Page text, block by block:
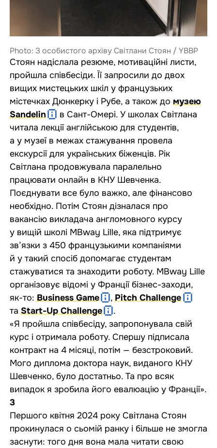
Photo: З особистого архіву Світлани Стоян / YBBP
Стоян надіслала резюме, мотиваційні листи,
пройшла співбесіди. Її запросили до двох
вищих мистецьких шкіл у французьких
містечках Дюнкерку і Рубе, а також до музею
Sandelin
в Сант-Омері. У школах Світлана
читала лекції англійською для студентів,
а у музеї в межах стажування провела
екскурсії для українських біженців. Рік
Світлана продовжувала паралельно
працювати онлайн в КНУ Шевченка.
Поєднувати все було важко, але фінансово
необхідно. Потім Стоян дізналася про
вакансію викладача англомовного курсу
у вищій школі MBway Lille, яка підтримує
зв’язки з 450 французькими компаніями
й у такий спосіб допомагає студентам
стажуватися та знаходити роботу. MBway Lille
організовує відомі у Франції бізнес-заходи,
як-то: Business Game , Pitch Challenge
та Start-Up Challenge
.
«Я пройшла співбесіду, запропонувала свій
курс і отримала роботу. Спершу підписала
контракт на 4 місяці, потім — безстроковий.
Мого диплома доктора наук, виданого КНУ
Шевченко, було достатньо. Та про всяк
випадок я зробила його евалюацію у Франції».
3
Першого квітня 2024 року Світлана Стоян
прокинулася о сьомій ранку і більше не змогла
заснути: того дня вона мала читати свою